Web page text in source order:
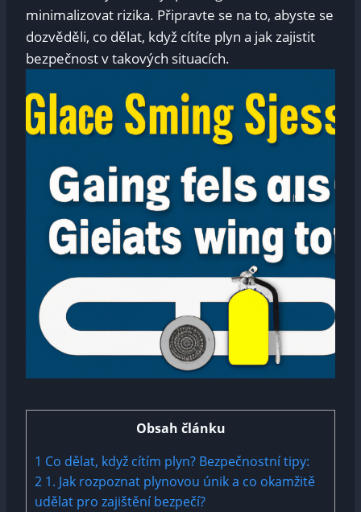
minimalizovat rizika. Připravte se na to, abyste se
dozvěděli, co dělat, když cítíte plyn a jak zajistit
bezpečnost v takových situacích.
Obsah článku
1 Co dělat, když cítím plyn? Bezpečnostní tipy:
2 1. Jak rozpoznat plynovou únik a co okamžitě
udělat pro zajištění bezpečí?